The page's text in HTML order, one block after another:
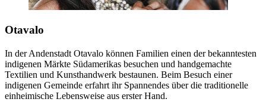
Otavalo
In der Andenstadt Otavalo können Familien einen der bekanntesten
indigenen Märkte Südamerikas besuchen und handgemachte
Textilien und Kunsthandwerk bestaunen. Beim Besuch einer
indigenen Gemeinde erfahrt ihr Spannendes über die traditionelle
einheimische Lebensweise aus erster Hand.